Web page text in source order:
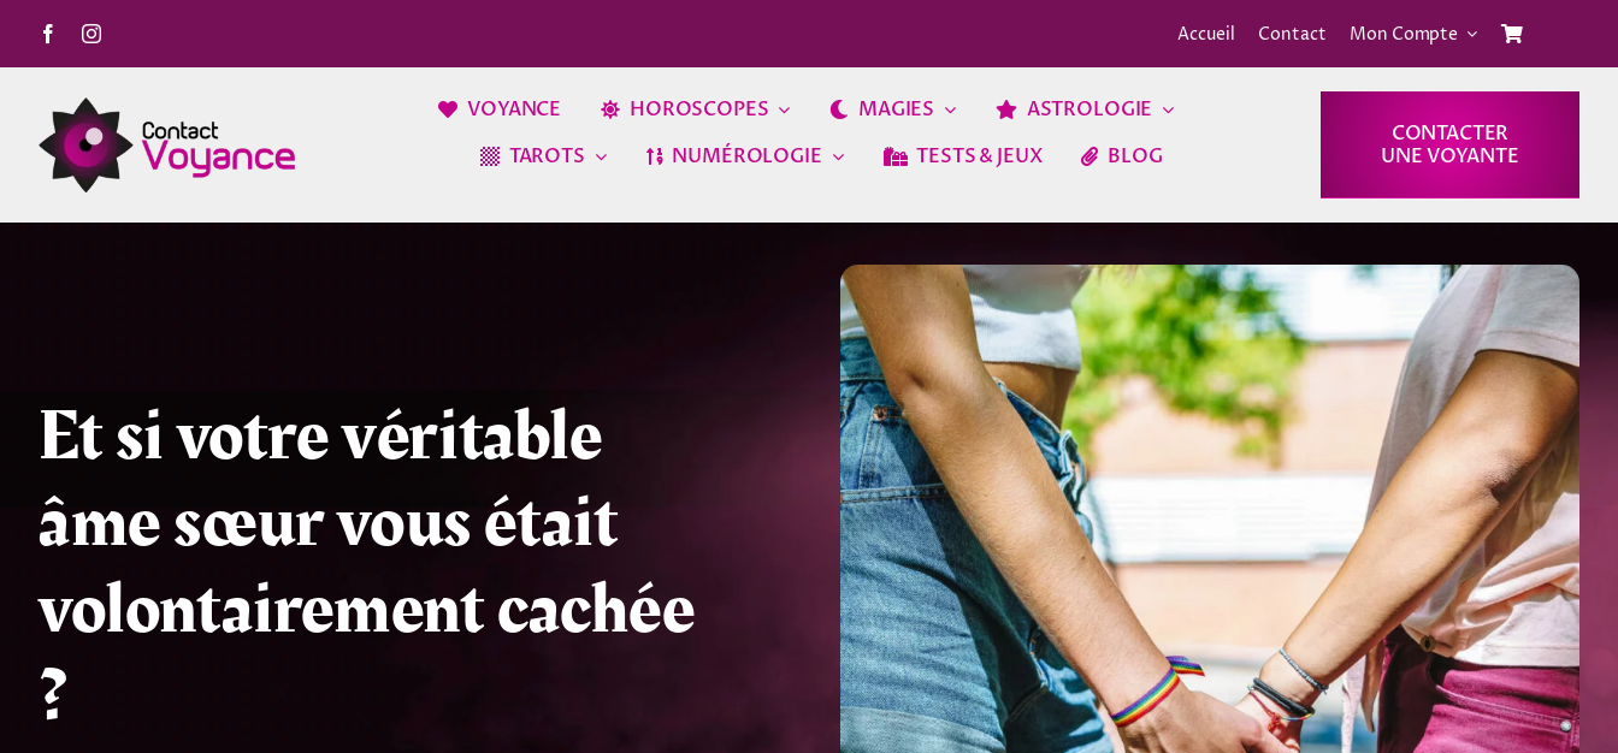
Passer
Accueil Contact Mon Compte
VOYANCE HOROSCOPES MAGIES
ASTROLOGIE
TAROTS
NUMÉROLOGIE TESTS & JEUX BLOG
CONTACTER
UNE VOYANTE
Et si votre véritable
âme sœur vous était
volontairement cachée
?